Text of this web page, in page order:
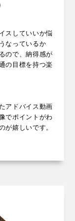
スしていいか悩
なっているか
ので、納得感が
の目標を持つ楽
アドバイス動画
でポイントがわ
が嬉しいです。